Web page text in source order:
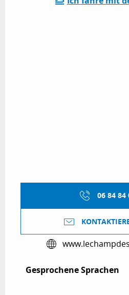
06 84 84
Gesprochene Sprachen
Gesprochene Sprachen